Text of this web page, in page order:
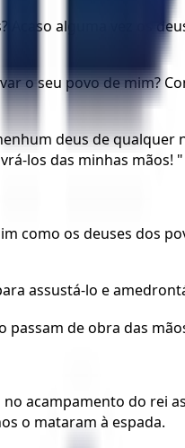
alguma vez os
o seu povo de mim?
deus de
los das minhas mãos! "
como os deuses dos
assustá-lo e
passam de obra das
acampamento do rei
o mataram à espada.